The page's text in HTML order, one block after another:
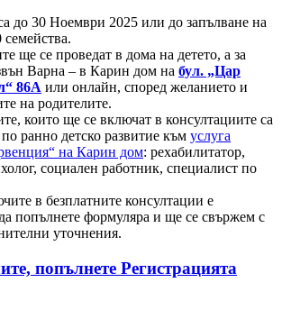
до 30 Ноември 2025 или до запълване на
семейства.
ще се проведат в дома на детето, а за
Варна – в Карин дом на бул. „Цар
86А или онлайн, според желанието и
на родителите.
които ще се включат в консултациите са
ранно детско развитие към услуга
на Карин дом: рехабилитатор,
социален работник, специалист по
в безплатните консултации е
попълнете формуляра и ще се свържем с
уточнения.
попълнете Регистрацията